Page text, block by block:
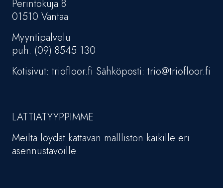
Perintökuja 8
01510 Vantaa
Myyntipalvelu
puh. (09) 8545 130
Kotisivut: triofloor.fi Sähköposti: trio@triofloor.fi
LATTIATYYPPIMME
Meiltä löydät kattavan mallliston kaikille eri
asennustavoille.